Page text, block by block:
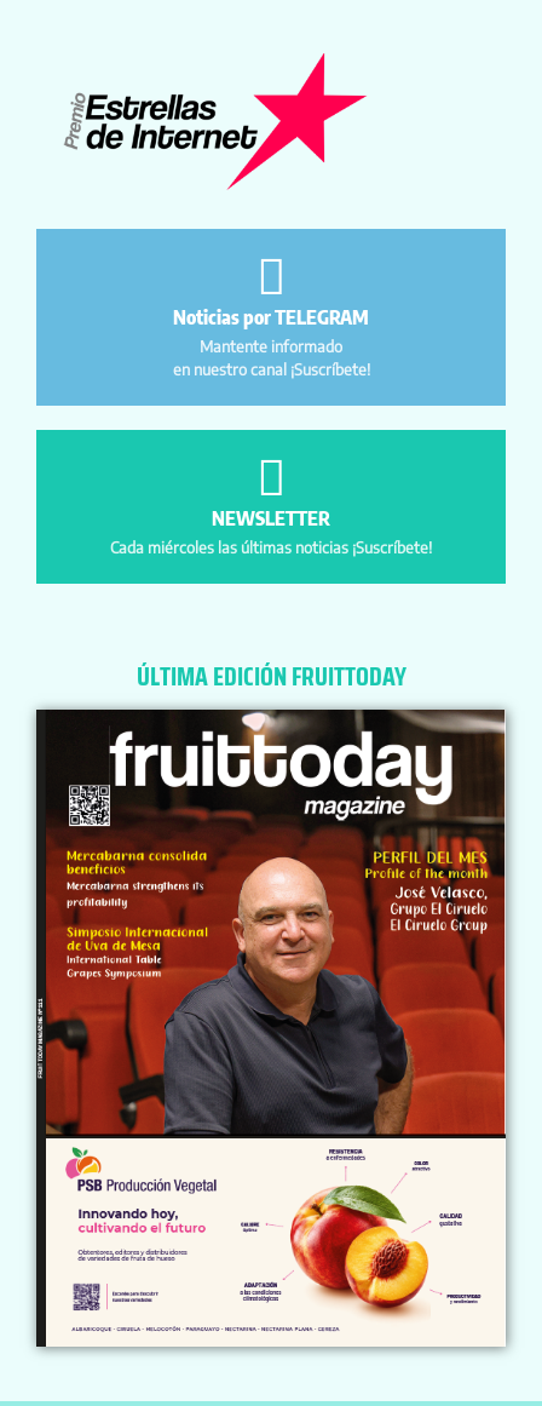
Noticias por TELEGRAM
Mantente informado
en nuestro canal ¡Suscríbete!
NEWSLETTER
Cada miércoles las últimas noticias ¡Suscríbete!
ÚLTIMA EDICIÓN FRUITTODAY